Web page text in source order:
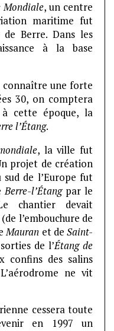
Mondiale, un centre
maritime fut
Berre. Dans les
à la base
connaître une forte
30, on comptera
cette époque, la
l’Étang.
, la ville fut
projet de création
de l’Europe fut
Berre-l’Étangpar le
chantier devait
l’embouchure de
Mauran et de Saint-
de l’Étang de
confins des salins
ne vit
cessera toute
en 1997 un